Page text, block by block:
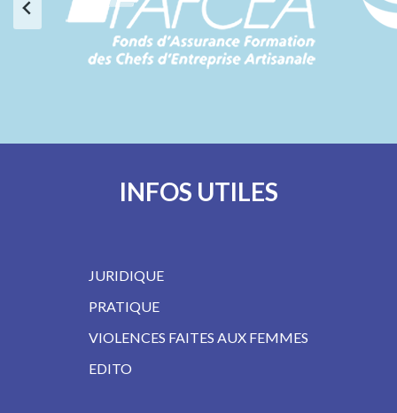
INFOS UTILES
JURIDIQUE
PRATIQUE
VIOLENCES FAITES AUX FEMMES
EDITO